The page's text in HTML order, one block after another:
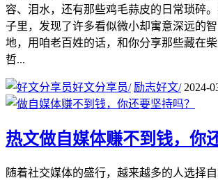
容、泪水，还有那些鸡毛蒜皮的日常琐碎
子里，发现了许多看似微小却寓意深远的
地，用咱老百姓的话，和你分享那些藏在
哲...
好文分享员/ 励志好文/ 2024-
热文做自媒体赚不到钱，你
随着社交媒体的盛行，越来越多的人选择